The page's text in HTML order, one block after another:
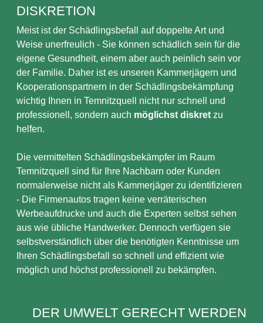
DISKRETION
Meist ist der Schädlingsbefall auf doppelte Art und
Weise unerfreulich - Sie können schädlich sein für die
eigene Gesundheit, einem aber auch peinlich sein vor
der Familie. Daher ist es unseren Kammerjägern und
Kooperationspartnern in der Schädlingsbekämpfung
wichtig Ihnen in Temnitzquell nicht nur schnell und
professionell, sondern auch möglichst diskret zu
helfen.
Die vermittelten Schädlingsbekämpfer im Raum
Temnitzquell sind für Ihre Nachbarn oder Kunden
normalerweise nicht als Kammerjäger zu identifizieren
- Die Firmenautos tragen keine verräterischen
Werbeaufdrucke und auch die Experten selbst sehen
aus wie übliche Handwerker. Dennoch verfügen sie
selbstverständlich über die benötigten Kenntnisse um
Ihren Schädlingsbefall so schnell und effizient wie
möglich und höchst professionell zu bekämpfen.
DER UMWELT GERECHT WERDEN